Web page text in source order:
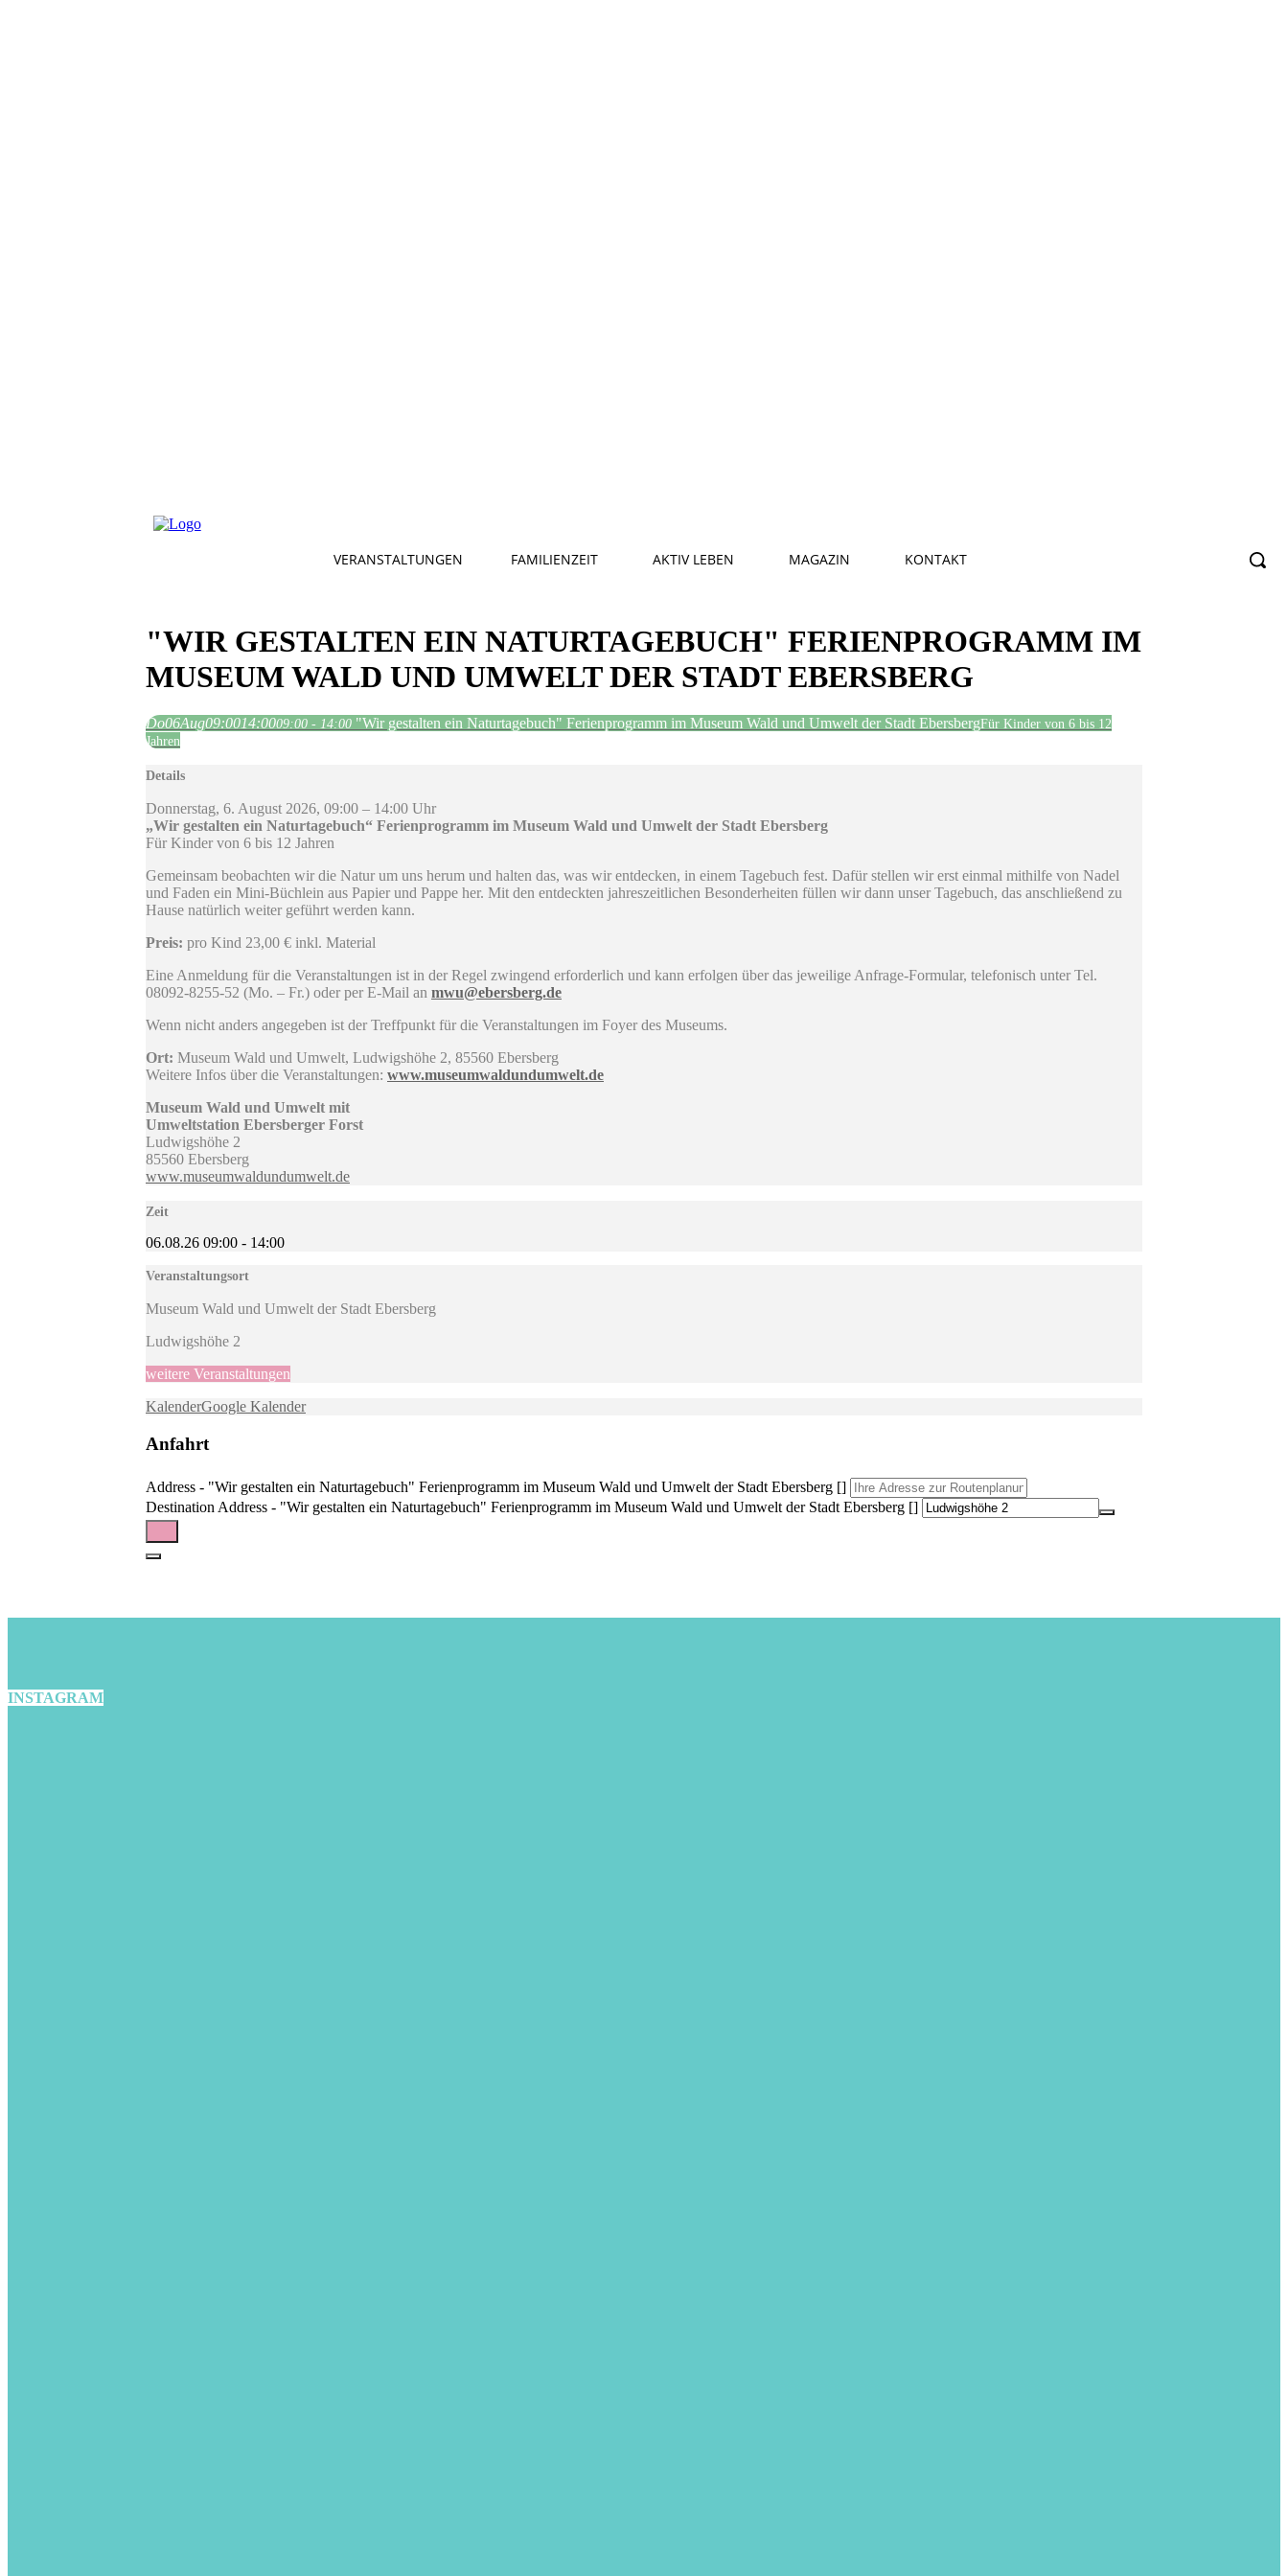
VERANSTALTUNGEN FAMILIENZEIT AKTIV LEBEN MAGAZIN KONTAKT
"WIR GESTALTEN EIN NATURTAGEBUCH" FERIENPROGRAMM IM
MUSEUM WALD UND UMWELT DER STADT EBERSBERG
Do06Aug09:0014:0009:00 - 14:00 "Wir gestalten ein Naturtagebuch" Ferienprogramm im Museum Wald und Umwelt der Stadt EbersbergFür Kinder von 6 bis 12
Jahren
Details
Donnerstag, 6. August 2026, 09:00 – 14:00 Uhr
„Wir gestalten ein Naturtagebuch“ Ferienprogramm im Museum Wald und Umwelt der Stadt Ebersberg
Für Kinder von 6 bis 12 Jahren
Gemeinsam beobachten wir die Natur um uns herum und halten das, was wir entdecken, in einem Tagebuch fest. Dafür stellen wir erst einmal mithilfe von Nadel
und Faden ein Mini-Büchlein aus Papier und Pappe her. Mit den entdeckten jahreszeitlichen Besonderheiten füllen wir dann unser Tagebuch, das anschließend zu
Hause natürlich weiter geführt werden kann.
Preis: pro Kind 23,00 € inkl. Material
Eine Anmeldung für die Veranstaltungen ist in der Regel zwingend erforderlich und kann erfolgen über das jeweilige Anfrage-Formular, telefonisch unter Tel.
08092-8255-52 (Mo. – Fr.) oder per E-Mail an mwu@ebersberg.de
Wenn nicht anders angegeben ist der Treffpunkt für die Veranstaltungen im Foyer des Museums.
Ort: Museum Wald und Umwelt, Ludwigshöhe 2, 85560 Ebersberg
Weitere Infos über die Veranstaltungen: www.museumwaldundumwelt.de
Museum Wald und Umwelt mit
Umweltstation Ebersberger Forst
Ludwigshöhe 2
85560 Ebersberg
www.museumwaldundumwelt.de
Zeit
06.08.26 09:00 - 14:00
Veranstaltungsort
Museum Wald und Umwelt der Stadt Ebersberg
Ludwigshöhe 2
weitere Veranstaltungen
KalenderGoogle Kalender
Anfahrt
Address - "Wir gestalten ein Naturtagebuch" Ferienprogramm im Museum Wald und Umwelt der Stadt Ebersberg []
Destination Address - "Wir gestalten ein Naturtagebuch" Ferienprogramm im Museum Wald und Umwelt der Stadt Ebersberg []
INSTAGRAM